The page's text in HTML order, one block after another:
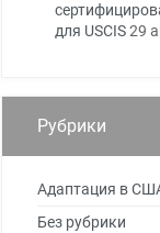
для USCIS29
Рубрики
Адаптация в
Без рубрики